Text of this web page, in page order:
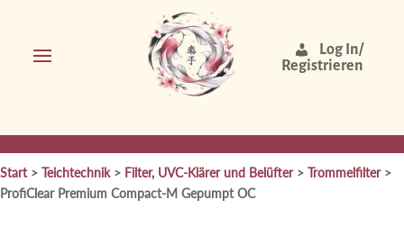
Log In/
Registrieren
Start> Teichtechnik> Filter, UVC-Klärer und Belüfter> Trommelfilter>
ProfiClear Premium Compact-M Gepumpt OC